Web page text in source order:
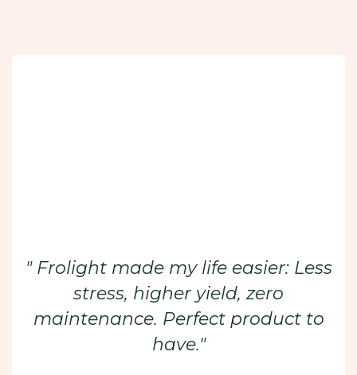
" Frolight made my life easier: Less
stress, higher yield, zero
maintenance. Perfect product to
have."